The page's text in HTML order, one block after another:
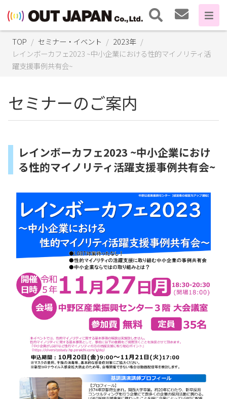
TOP セミナー・イベント
2023年
レインボーカフェ2023 ~中小企業における性的マイノリティ活
躍支援事例共有会~
セミナーのご案内
レインボーカフェ2023 ~中小企業におけ
る性的マイノリティ活躍支援事例共有会~